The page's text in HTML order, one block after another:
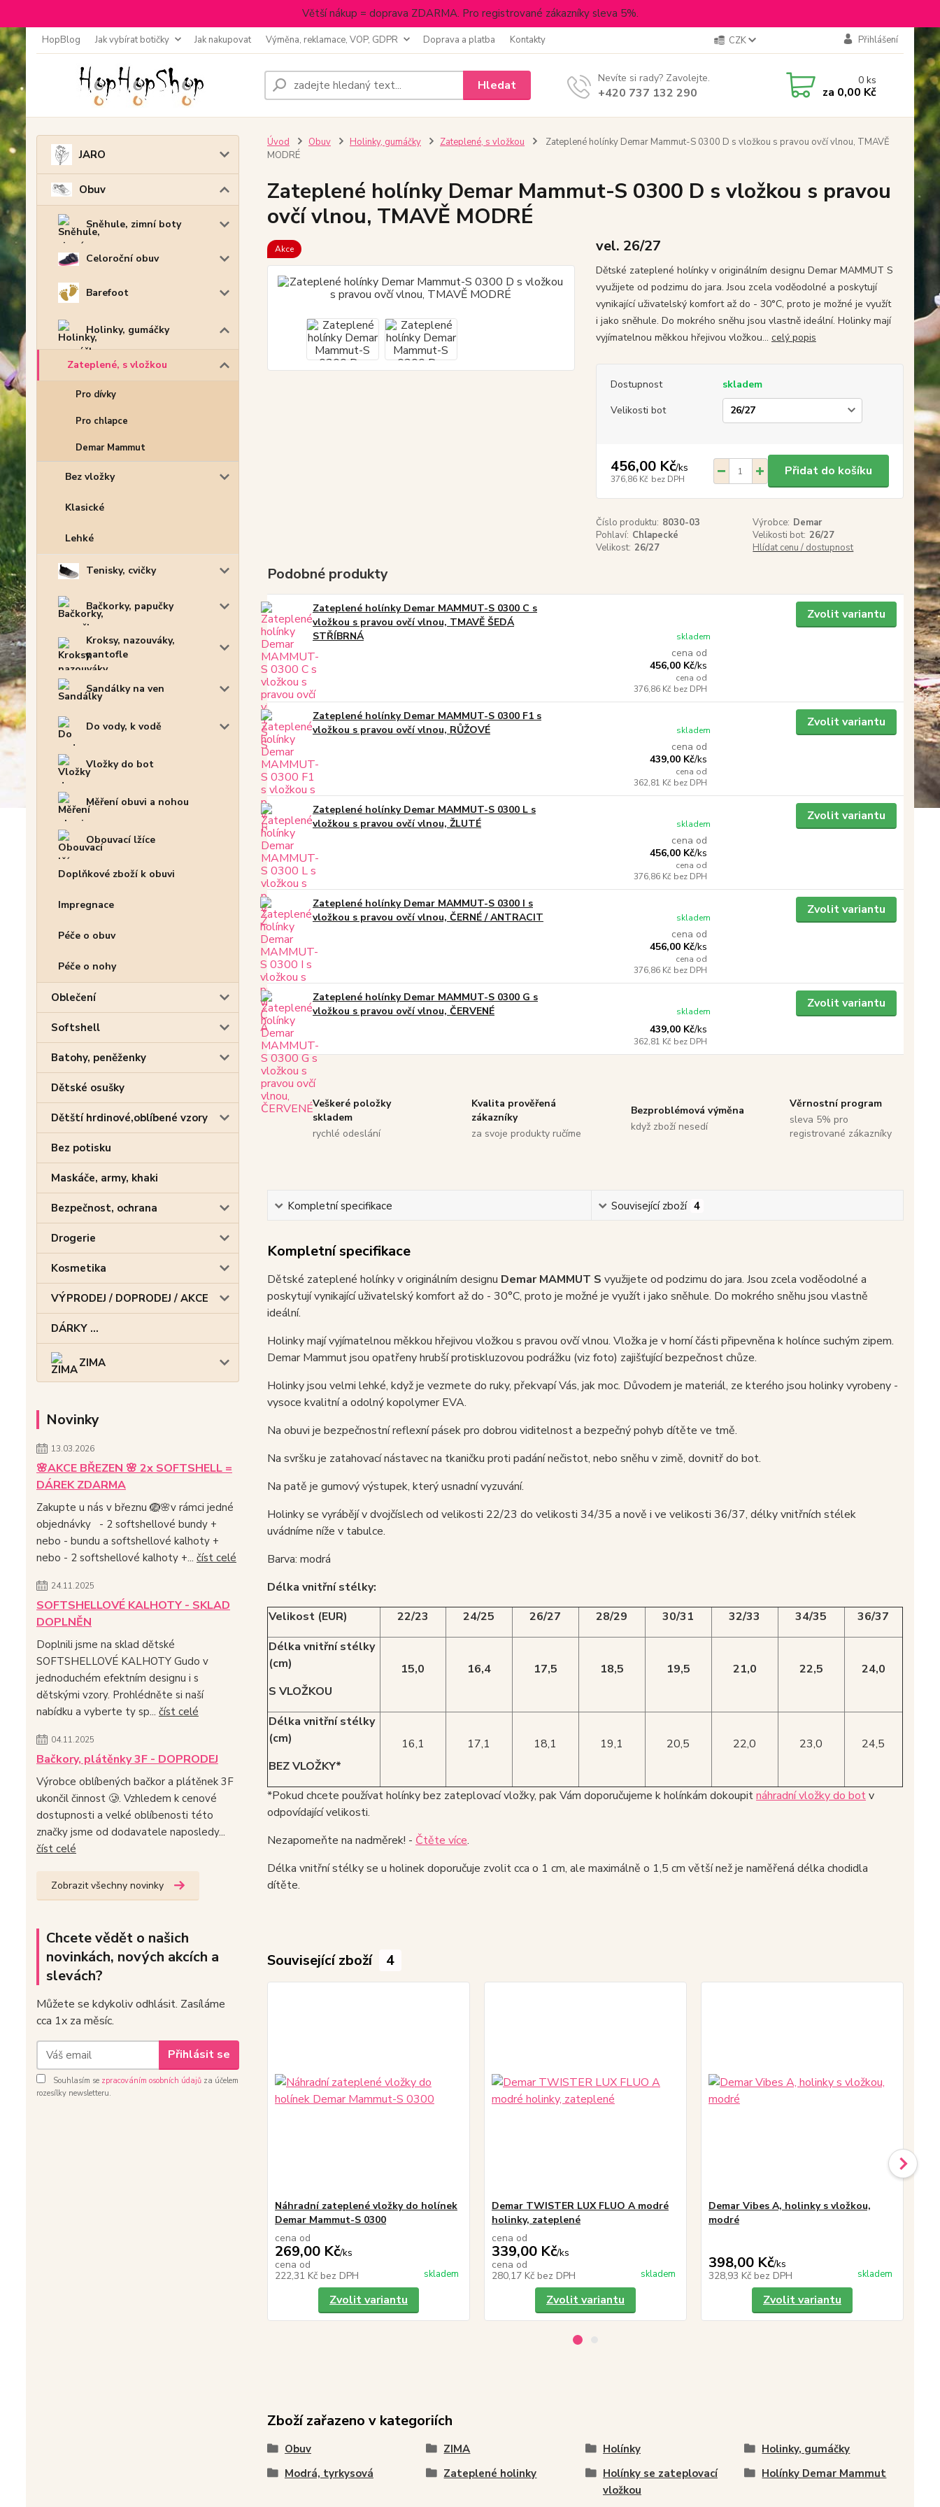
Větší nákup = doprava ZDARMA. Pro registrované zákazníky sleva 5%.
HopBlog Jak vybírat botičky Jak nakupovat Výměna, reklamace, VOP, GDPR Doprava a platba Kontakty CZK Přihlášení
Hledat Nevíte si rady? Zavolejte.
+420 737 132 290
0ks
za 0,00 Kč
JARO
Obuv
Sněhule, zimní boty
Celoroční obuv
Barefoot
Holinky, gumáčky
Zateplené, s vložkou
Pro dívky
Pro chlapce
Demar Mammut
Bez vložky
Klasické
Lehké
Tenisky, cvičky
Bačkorky, papučky
Kroksy, nazouváky,
pantofle
Sandálky na ven
Do vody, k vodě
Vložky do bot
Měření obuvi a nohou
Obouvací lžíce
Doplňkové zboží k obuvi
Impregnace
Péče o obuv
Péče o nohy
Oblečení
Softshell
Batohy, peněženky
Dětské osušky
Dětští hrdinové,oblíbené vzory
Bez potisku
Maskáče, army, khaki
Bezpečnost, ochrana
Drogerie
Kosmetika
VÝPRODEJ / DOPRODEJ / AKCE
DÁRKY ...
ZIMA
Novinky
13.03.2026
🌸AKCE BŘEZEN 🌸 2x SOFTSHELL =
DÁREK ZDARMA
Zakupte u nás v březnu 🪺🌸v rámci jedné
objednávky - 2 softshellové bundy +
nebo - bundu a softshellové kalhoty +
nebo - 2 softshellové kalhoty +... číst celé
24.11.2025
SOFTSHELLOVÉ KALHOTY - SKLAD
DOPLNĚN
Doplnili jsme na sklad dětské
SOFTSHELLOVÉ KALHOTY Gudo v
jednoduchém efektním designu i s
dětskými vzory. Prohlédněte si naší
nabídku a vyberte ty sp... číst celé
04.11.2025
Bačkory, plátěnky 3F - DOPRODEJ
Výrobce oblíbených bačkor a plátěnek 3F
ukončil činnost 🥲. Vzhledem k cenové
dostupnosti a velké oblíbenosti této
značky jsme od dodavatele naposledy...
číst celé
Zobrazit všechny novinky
Chcete vědět o našich
novinkách, nových akcích a
slevách?
Můžete se kdykoliv odhlásit. Zasíláme
cca 1x za měsíc.
Přihlásit se
Souhlasím se zpracováním osobních údajů za účelem
rozesílky newsletteru.
Úvod Obuv Holinky, gumáčky Zateplené, s vložkou
Zateplené holínky Demar Mammut-S 0300 D s vložkou s pravou ovčí vlnou, TMAVĚ
MODRÉ
Zateplené holínky Demar Mammut-S 0300 D s vložkou s pravou
ovčí vlnou, TMAVĚ MODRÉ
Akce vel. 26/27
Dětské zateplené holínky v originálním designu Demar MAMMUT S
využijete od podzimu do jara. Jsou zcela voděodolné a poskytují
vynikající uživatelský komfort až do - 30°C, proto je možné je využít
i jako sněhule. Do mokrého sněhu jsou vlastně ideální. Holinky mají
vyjímatelnou měkkou hřejivou vložkou... celý popis
Dostupnost
skladem
Velikosti bot
456,00 Kč/ks
376,86 Kč bez DPH
Přidat do košíku
Číslo produktu: 8030-03 Výrobce: Demar
Pohlaví: Chlapecké Velikosti bot: 26/27
Velikost: 26/27 Hlídat cenu / dostupnost
Podobné produkty
Zateplené holínky Demar MAMMUT-S 0300 C s
vložkou s pravou ovčí vlnou, TMAVĚ ŠEDÁ
STŘÍBRNÁ
cena od
456,00 Kč/ks
cena od
376,86 Kč bez DPH
skladem
Zvolit variantu
Zateplené holínky Demar MAMMUT-S 0300 F1 s
vložkou s pravou ovčí vlnou, RŮŽOVÉ
cena od
439,00 Kč/ks
cena od
362,81 Kč bez DPH
skladem
Zvolit variantu
Zateplené holínky Demar MAMMUT-S 0300 L s
vložkou s pravou ovčí vlnou, ŽLUTÉ
cena od
456,00 Kč/ks
cena od
376,86 Kč bez DPH
skladem
Zvolit variantu
Zateplené holínky Demar MAMMUT-S 0300 I s
vložkou s pravou ovčí vlnou, ČERNÉ / ANTRACIT
cena od
456,00 Kč/ks
cena od
376,86 Kč bez DPH
skladem
Zvolit variantu
Zateplené holínky Demar MAMMUT-S 0300 G s
vložkou s pravou ovčí vlnou, ČERVENÉ
439,00 Kč/ks
362,81 Kč bez DPH
skladem
Zvolit variantu
Veškeré položky
skladem
rychlé odeslání
Kvalita prověřená
zákazníky
za svoje produkty ručíme
Bezproblémová výměna
když zboží nesedí
Věrnostní program
sleva 5% pro
registrované zákazníky
Kompletní specifikace Související zboží 4
Kompletní specifikace
Dětské zateplené holínky v originálním designu Demar MAMMUT S využijete od podzimu do jara. Jsou zcela voděodolné a
poskytují vynikající uživatelský komfort až do - 30°C, proto je možné je využít i jako sněhule. Do mokrého sněhu jsou vlastně
ideální.
Holinky mají vyjímatelnou měkkou hřejivou vložkou s pravou ovčí vlnou. Vložka je v horní části připevněna k holínce suchým zipem.
Demar Mammut jsou opatřeny hrubší protiskluzovou podrážku (viz foto) zajišťující bezpečnost chůze.
Holinky jsou velmi lehké, když je vezmete do ruky, překvapí Vás, jak moc. Důvodem je materiál, ze kterého jsou holinky vyrobeny -
vysoce kvalitní a odolný kopolymer EVA.
Na obuvi je bezpečnostní reflexní pásek pro dobrou viditelnost a bezpečný pohyb dítěte ve tmě.
Na svršku je zatahovací nástavec na tkaničku proti padání nečistot, nebo sněhu v zimě, dovnitř do bot.
Na patě je gumový výstupek, který usnadní vyzuvání.
Holinky se vyrábějí v dvojčíslech od velikosti 22/23 do velikosti 34/35 a nově i ve velikosti 36/37, délky vnitřních stélek
uvádníme níže v tabulce.
Barva: modrá
Délka vnitřní stélky:
Velikost (EUR)
22/23 24/25 26/27 28/29 30/31 32/33 34/35
36/37
Délka vnitřní stélky
(cm)
S VLOŽKOU
15,0 16,4 17,5 18,5 19,5 21,0 22,5 24,0
Délka vnitřní stélky
(cm)
BEZ VLOŽKY*
16,1 17,1 18,1 19,1 20,5 22,0 23,0 24,5
*Pokud chcete používat holínky bez zateplovací vložky, pak Vám doporučujeme k holínkám dokoupitnáhradní vložky do botv
odpovídající velikosti.
Nezapomeňte na nadměrek! - Čtěte více.
Délka vnitřní stélky se u holinek doporučuje zvolit cca o 1 cm, ale maximálně o 1,5 cm větší než je naměřená délka chodidla
dítěte.
Související zboží 4
Náhradní zateplené vložky do holínek
Demar Mammut-S 0300
cena od
269,00 Kč/ks
cena od
222,31 Kč bez DPH skladem
Zvolit variantu
Demar TWISTER LUX FLUO A modré
holinky, zateplené
cena od
339,00 Kč/ks
cena od
280,17 Kč bez DPH skladem
Zvolit variantu
Demar Vibes A, holinky s vložkou,
modré
398,00 Kč/ks
328,93 Kč bez DPH skladem
Zvolit variantu
Zboží zařazeno v kategoriích
Obuv ZIMA Holínky
Holinky, gumáčky
Modrá, tyrkysová
Zateplené holinky
Holínky se zateplovací
vložkou
Holínky Demar Mammut